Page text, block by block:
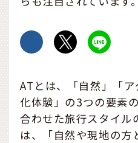
ATとは、「自然」「
化体験」の3つの要素
合わせた旅行スタイル
は、「自然や現地の方